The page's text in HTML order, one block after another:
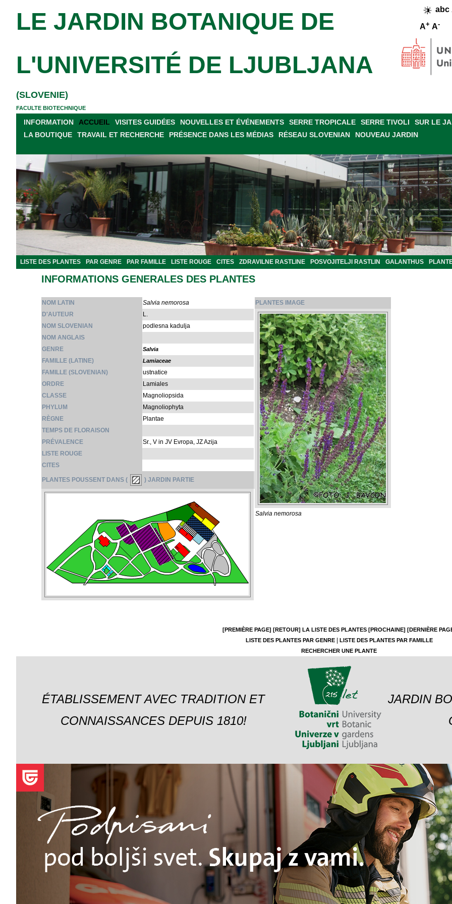
abc
A+ A-
LE JARDIN BOTANIQUE DE
L'UNIVERSITÉ DE LJUBLJANA
(SLOVENIE)
FACULTE BIOTECHNIQUE
INFORMATION ACCUEIL VISITES GUIDÉES NOUVELLES ET ÉVÉNEMENTS SERRE TROPICALE SERRE TIVOLI
SUR LE
LA BOUTIQUE
TRAVAIL ET RECHERCHE PRÉSENCE DANS LES MÉDIAS RÉSEAU SLOVENIAN NOUVEAU JARDIN
LISTE DES PLANTES PAR GENRE PAR FAMILLE LISTE ROUGE CITES ZDRAVILNE RASTLINE POSVOJITELJI RASTLIN GALANTHUS
INFORMATIONS GENERALES DES PLANTES
NOM LATIN
Salvia nemorosa
D'AUTEUR
L.
NOM SLOVENIAN
podlesna kadulja
NOM ANGLAIS
GENRE
Salvia
FAMILLE (LATINE) Lamiaceae
FAMILLE (SLOVENIAN)
ustnatice
ORDRE
Lamiales
CLASSE
Magnoliopsida
PHYLUM
Magnoliophyta
RÈGNE
Plantae
TEMPS DE FLORAISON
PRÉVALENCE
Sr., V in JV Evropa, JZ Azija
LISTE ROUGE
CITES
PLANTES POUSSENT DANS ( ) JARDIN PARTIE
PLANTES IMAGE
Salvia nemorosa
[PREMIÈRE PAGE] [RETOUR] LA LISTE DES PLANTES [PROCHAINE] [DERNIÈRE
LISTE DES PLANTES PAR GENRE|
LISTE DES PLANTES PAR FAMILLE
RECHERCHER UNE PLANTE
ÉTABLISSEMENT AVEC TRADITION ET
CONNAISSANCES DEPUIS 1810!
JARDIN